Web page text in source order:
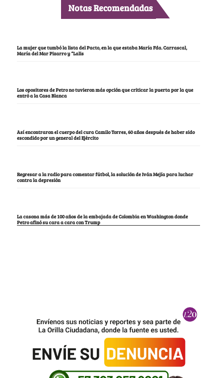
Notas Recomendadas
La mujer que tumbó la lista del Pacto, en la que estaba María Fda. Carrascal,
María del Mar Pizarro y “Lalis
Los opositores de Petro no tuvieron más opción que criticar la puerta por la que
entró a la Casa Blanca
Así encontraron el cuerpo del cura Camilo Torres, 60 años después de haber sido
escondido por un general del Ejército
Regresar a la radio para comentar fútbol, la solución de Iván Mejía para luchar
contra la depresión
La casona más de 100 años de la embajada de Colombia en Washington donde
Petro afinó su cara a cara con Trump